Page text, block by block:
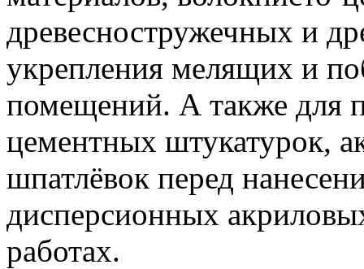
древесностружечных и
укрепления мелящих и
помещений. А также для
цементных штукатурок,
шпатлёвок перед
дисперсионных
работах.